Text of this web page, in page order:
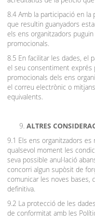
8.4 Amb la participació en
que resultin guanyadors
els ens organitzadors
promocionals.
8.5 En facilitar les dades, el
el seu consentiment exprés
promocionals dels ens
el correu electrònic o
equivalents.
ALTRES
9.1 Els ens organitzadors
qualsevol moment les
seva possible anul·lació
concorri algun supòsit de
comunicar les noves bases,
definitiva.
9.2 La protecció de les
de conformitat amb les